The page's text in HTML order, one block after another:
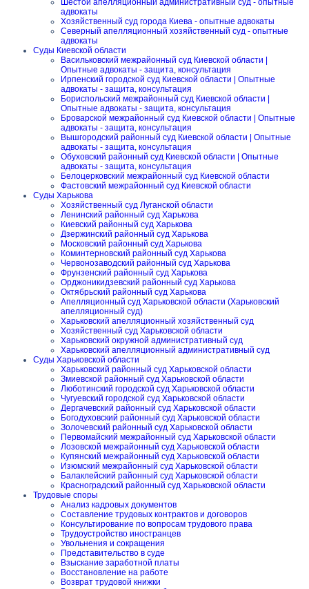
Шестой апелляционный административный суд - опытные
адвокаты
Хозяйственный суд города Киева - опытные адвокаты
Северный апелляционный хозяйственный суд - опытные
адвокаты
Суды Киевской области
Васильковский межрайонный суд Киевской области |
Опытные адвокаты - защита, консультация
Ирпенский городской суд Киевской области | Опытные
адвокаты - защита, консультация
Бориспольский межрайонный суд Киевской области |
Опытные адвокаты - защита, консультация
Броварской межрайонный суд Киевской области | Опытные
адвокаты - защита, консультация
Вышгородский районный суд Киевской области | Опытные
адвокаты - защита, консультация
Обуховский районный суд Киевской области | Опытные
адвокаты - защита, консультация
Белоцерковский межрайонный суд Киевской области
Фастовский межрайонный суд Киевской области
Суды Харькова
Хозяйственный суд Луганской области
Ленинский районный суд Харькова
Киевский районный суд Харькова
Дзержинский районный суд Харькова
Московский районный суд Харькова
Коминтерновский районный суд Харькова
Червонозаводский районный суд Харькова
Фрунзенский районный суд Харькова
Орджоникидзевский районный суд Харькова
Октябрьский районный суд Харькова
Апелляционный суд Харьковской области (Харьковский
апелляционный суд)
Харьковский апелляционный хозяйственный суд
Хозяйственный суд Харьковской области
Харьковский окружной административный суд
Харьковский апелляционный административный суд
Суды Харьковской области
Харьковский районный суд Харьковской области
Змиевской районный суд Харьковской области
Люботинский городской суд Харьковской области
Чугуевский городской суд Харьковской области
Дергачевский районный суд Харьковской области
Богодуховский районный суд Харьковской области
Золочевский районный суд Харьковской области
Первомайский межрайонный суд Харьковской области
Лозовской межрайонный суд Харьковской области
Купянский межрайонный суд Харьковской области
Изюмский межрайонный суд Харьковской области
Балаклейский районный суд Харьковской области
Красноградский районный суд Харьковской области
Трудовые споры
Анализ кадровых документов
Составление трудовых контрактов и договоров
Консультирование по вопросам трудового права
Трудоустройство иностранцев
Увольнения и сокращения
Представительство в суде
Взыскание заработной платы
Восстановление на работе
Возврат трудовой книжки